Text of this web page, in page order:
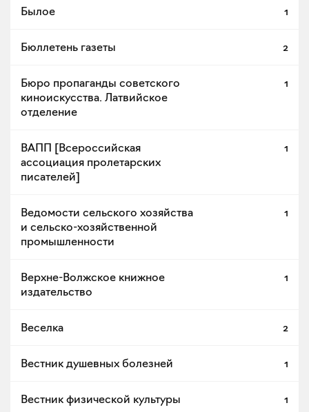
Былое 1
Бюллетень газеты 2
Бюро пропаганды советского
киноискусства. Латвийское
отделение
1
ВАПП [Всероссийская
ассоциация пролетарских
писателей]
1
Ведомости сельского хозяйства
и сельско-хозяйственной
промышленности
1
Верхне-Волжское книжное
издательство
1
Веселка 2
Вестник душевных болезней 1
Вестник физической культуры 1